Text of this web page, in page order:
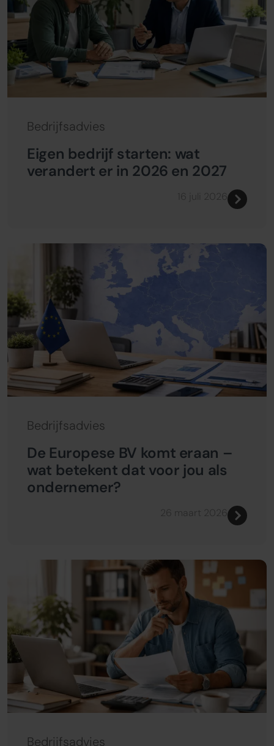
Bedrijfsadvies
Eigen bedrijf starten: wat
verandert er in 2026 en 2027
Bedrijfsadvies
De Europese BV komt eraan –
wat betekent dat voor jou als
ondernemer?
Bedrijfsadvies